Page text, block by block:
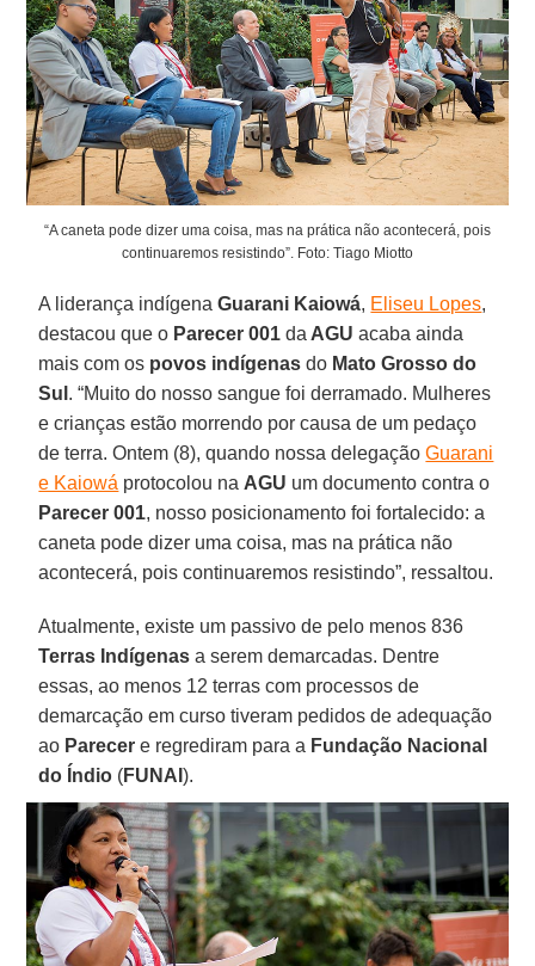
“A caneta pode dizer uma coisa, mas na prática não acontecerá, pois
continuaremos resistindo”. Foto: Tiago Miotto
A liderança indígenaGuarani Kaiowá, Eliseu Lopes,
destacou que o Parecer 001da AGU acaba ainda
mais com os povos indígenasdo Mato Grosso do
Sul . “Muito do nosso sangue foi derramado. Mulheres
e crianças estão morrendo por causa de um pedaço
de terra. Ontem (8), quando nossa delegaçãoGuarani
e Kaiowá protocolou na AGU um documento contra o
Parecer 001, nosso posicionamento foi fortalecido: a
caneta pode dizer uma coisa, mas na prática não
acontecerá, pois continuaremos resistindo”, ressaltou.
Atualmente, existe um passivo de pelo menos 836
Terras Indígenas a serem demarcadas. Dentre
essas, ao menos 12 terras com processos de
demarcação em curso tiveram pedidos de adequação
ao Parecer e regrediram para a Fundação Nacional
do Índio (FUNAI).